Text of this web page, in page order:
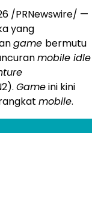
/PRNewswire/ —
yang
game bermutu
mobile idle
Gameini kini
mobile.